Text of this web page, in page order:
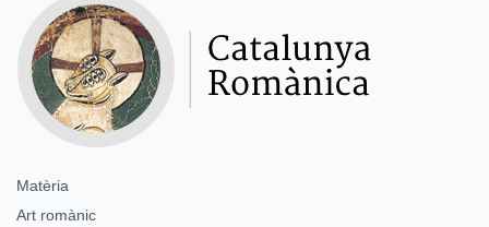
Matèria
Art romànic